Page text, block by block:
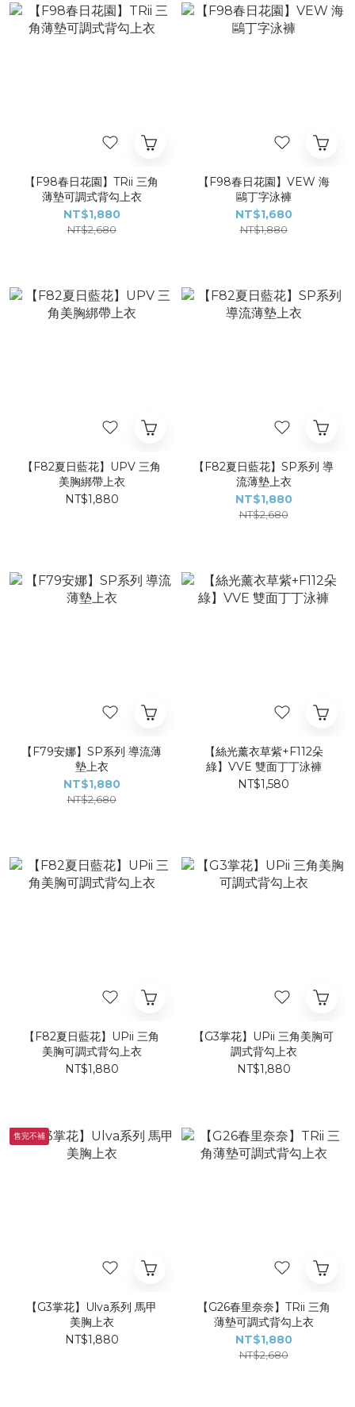
【F98春日花園】TRii 三角
薄墊可調式背勾上衣
NT$1,880
NT$2,680
【F98春日花園】VEW 海
鷗丁字泳褲
NT$1,680
NT$1,880
【F82夏日藍花】UPV 三角
美胸綁帶上衣
NT$1,880
【F82夏日藍花】SP系列 導
流薄墊上衣
NT$1,880
NT$2,680
【F79安娜】SP系列 導流薄
墊上衣
NT$1,880
NT$2,680
【絲光薰衣草紫+F112朵
綠】VVE 雙面丁丁泳褲
NT$1,580
【F82夏日藍花】UPii 三角
美胸可調式背勾上衣
NT$1,880
【G3掌花】UPii 三角美胸可
調式背勾上衣
NT$1,880
售完不補
【G3掌花】Ulva系列 馬甲
美胸上衣
NT$1,880
【G26春里奈奈】TRii 三角
薄墊可調式背勾上衣
NT$1,880
NT$2,680